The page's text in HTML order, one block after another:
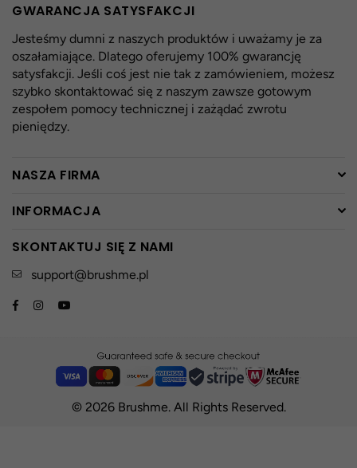
GWARANCJA SATYSFAKCJI
Jesteśmy dumni z naszych produktów i uważamy je za
oszałamiające. Dlatego oferujemy 100% gwarancję
satysfakcji. Jeśli coś jest nie tak z zamówieniem, możesz
szybko skontaktować się z naszym zawsze gotowym
zespołem pomocy technicznej i zażądać zwrotu
pieniędzy.
NASZA FIRMA
INFORMACJA
SKONTAKTUJ SIĘ Z NAMI
support@brushme.pl
FacebookInstagram
© 2026 Brushme. All Rights Reserved.